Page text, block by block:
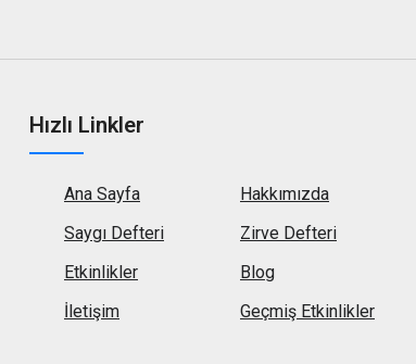
Hızlı Linkler
Ana Sayfa
Hakkımızda
Saygı Defteri
Zirve Defteri
Etkinlikler
Blog
İletişim
Geçmiş Etkinlikler